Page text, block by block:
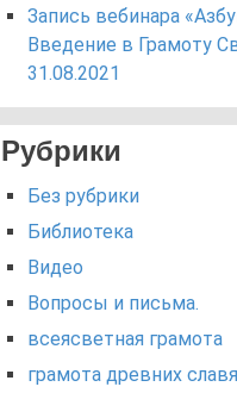
Запись вебинара
Введение в Грамоту
31.08.2021
Рубрики
Без рубрики
Библиотека
Видео
Вопросы и письма.
всеясветная грамота
грамота древних